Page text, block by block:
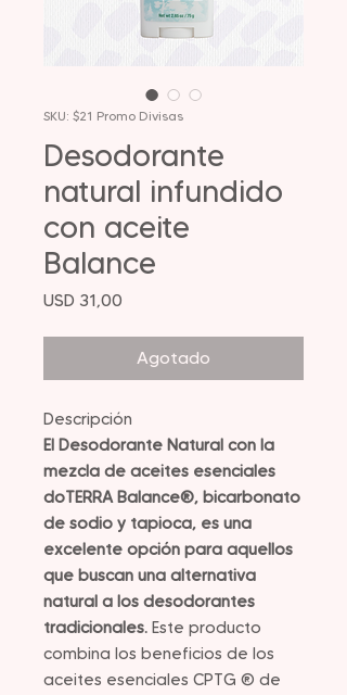
SKU: $21 Promo Divisas
Desodorante
natural infundido
con aceite
Balance
USD 31,00
Agotado
Descripción
El Desodorante Natural con la
mezcla de aceites esenciales
doTERRA Balance®, bicarbonato
de sodio y tapioca, es una
excelente opción para aquellos
que buscan una alternativa
natural a los desodorantes
tradicionales. Este producto
combina los beneficios de los
aceites esenciales CPTG ® de